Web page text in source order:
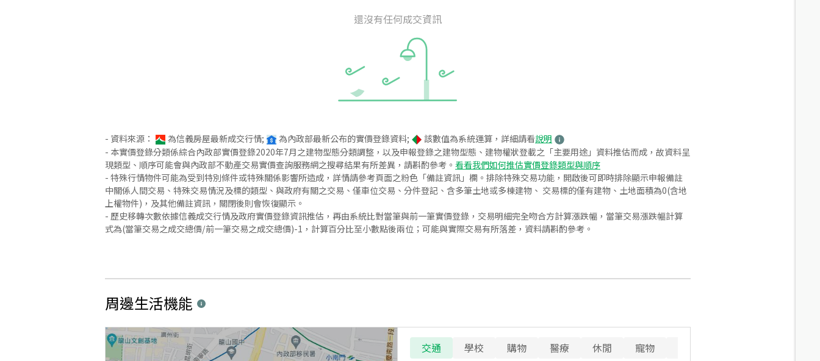
還沒有任何成交資訊
- 資料來源： 為信義房屋最新成交行情; 為內政部最新公布的實價登錄資料; 該數值為系統運算，詳細請看說明
- 本實價登錄分類係綜合內政部實價登錄2020年7月之建物型態分類調整，以及申報登錄之建物型態、建物權狀登載之「主要用途」資料推估而成，故資料呈
現類型、順序可能會與內政部不動產交易實價查詢服務網之搜尋結果有所差異，請斟酌參考。 看看我們如何推估實價登錄類型與順序
- 特殊行情物件可能為受到特別條件或特殊關係影響所造成，詳情請參考頁面之粉色「備註資訊」欄。排除特殊交易功能，開啟後可即時排除顯示申報備註
中關係人間交易、特殊交易情況及標的類型、與政府有關之交易、僅車位交易、分件登記、含多筆土地或多棟建物、 交易標的僅有建物、土地面積為0(含地
上權物件)，及其他備註資訊，關閉後則會恢復顯示。
- 歷史移轉次數依據信義成交行情及政府實價登錄資訊推估，再由系統比對當筆與前一筆實價登錄，交易明細完全吻合方計算漲跌幅，當筆交易漲跌幅計算
式為(當筆交易之成交總價/前一筆交易之成交總價)-1，計算百分比至小數點後兩位；可能與實際交易有所落差，資料請斟酌參考。
周邊生活機能
交通 學校 購物 醫療 休閒 寵物